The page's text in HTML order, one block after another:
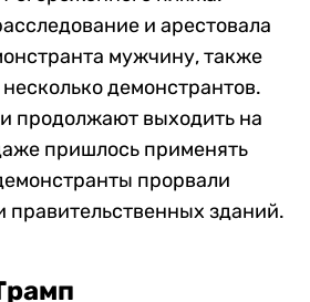
и арестовала
мужчину, также
демонстрантов.
продолжают выходить на
пришлось применять
прорвали
правительственных зданий.